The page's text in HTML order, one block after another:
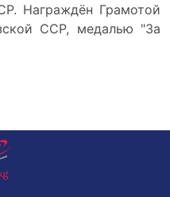
Награждён Грамотой
ССР, медалью "За